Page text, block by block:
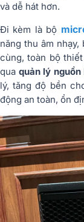
và dễ hát hơn.
Đi kèm là bộ
năng thu âm
cùng, toàn bộ
qua quản lý nguồn
lý, tăng độ bền
động an toàn, ổn